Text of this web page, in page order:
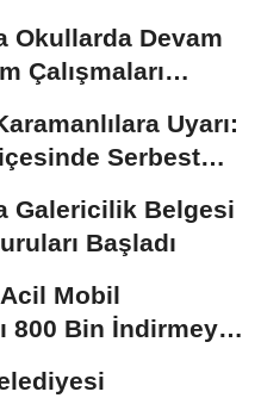
Okullarda Devam
Çalışmaları
Uyarı:
Serbest
Galericilik Belgesi
Başladı
Acil Mobil
800 Bin İndirmeyi